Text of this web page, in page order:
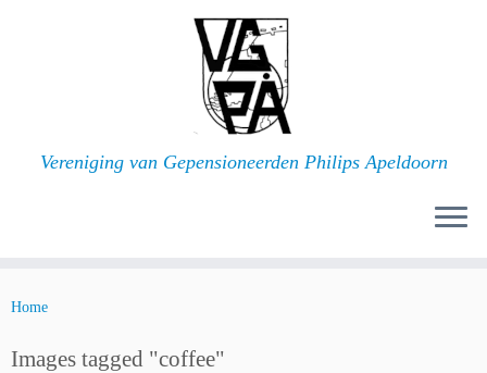
Vereniging van Gepensioneerden Philips Apeldoorn
Home
Images tagged "coffee"